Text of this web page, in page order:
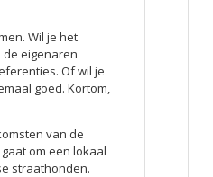
Wil je het
eigenaren
Of wil je
goed. Kortom,
van de
om een lokaal
straathonden.